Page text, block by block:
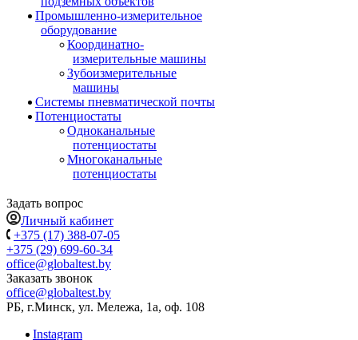
Промышленно-измерительное
оборудование
Координатно-
измерительные машины
Зубоизмерительные
машины
Системы пневматической почты
Потенциостаты
Одноканальные
потенциостаты
Многоканальные
потенциостаты
Задать вопрос
Личный кабинет
+375 (17) 388-07-05
+375 (29) 699-60-34
office@globaltest.by
Заказать звонок
office@globaltest.by
РБ, г.Минск, ул. Мележа, 1а, оф. 108
Instagram